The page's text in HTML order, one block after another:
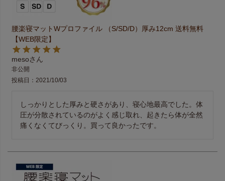
腰楽寝マットWプロファイル （S/SD/D）厚み12cm 送料無料
【WEB限定】
meso
非公開
投稿日
2021/10/03
しっかりとした厚みと硬さがあり、寝心地最高でした。体
圧が分散されているのがよく感じ取れ、起きたら体が全然